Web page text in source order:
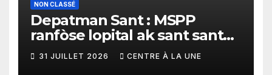
NON CLASSÉ
Depatman Sant : MSPP
ranfòse lopital ak sant sante
yo ak yon enpòtan kagezon
materyèl medikal
31 JUILLET 2026 CENTRE À LA UNE